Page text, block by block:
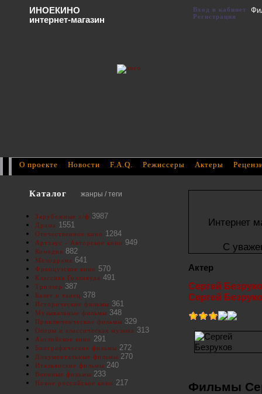
Интернет
С
Актер
Сергей
Сергей
Фильмы
Каталог жанры / теги
Зарубежные х/ф 3987
Драма 1551
Отечественное кино 1284
Артхаус - Авторское кино 949
Комедия 882
Мелодрама 641
Французское кино 570
Классика Голливуда 491
Триллер 387
Балет и танец 378
Исторические фильмы 361
Музыкальные фильмы 348
Приключенческие фильмы 329
Оперы и классическая музыка 313
Английское кино 291
Биографические фильмы 272
Документальные фильмы 270
Итальянские фильмы 240
Военные фильмы 233
Новое российское кино 217
О проекте Новости F.A.Q. Режиссеры Актеры
ИНОЕКИНО
интернет-магазин
Вход в кабинет
Регистрация